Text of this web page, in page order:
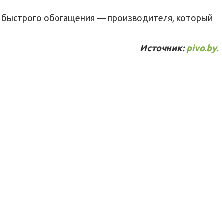
обогащения — производителя, который
Источник: pivo.by.